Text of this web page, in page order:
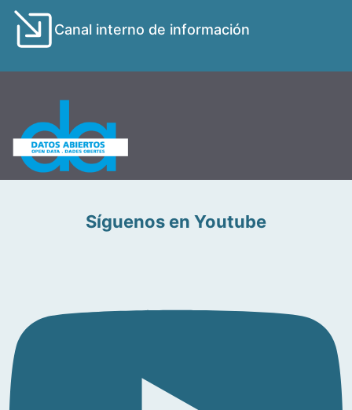
Canal interno de información
Síguenos en Youtube